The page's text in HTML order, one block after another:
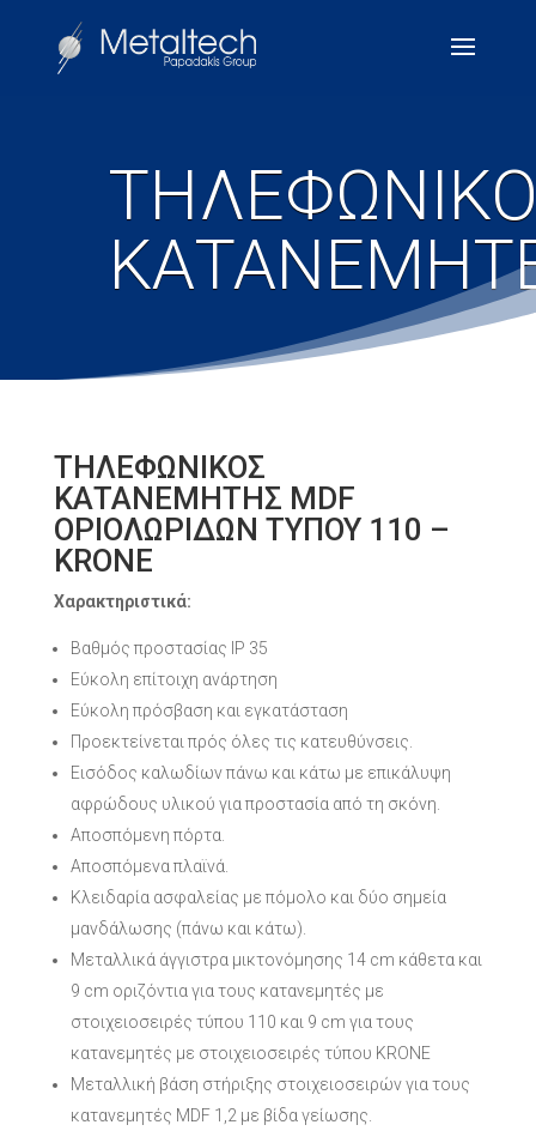
ΤΗΛΕΦΩΝΙΚΟΣ
ΚΑΤΑΝΕΜΗΤΗΣ MDF
ΟΡΙΟΛΩΡΙΔΩΝ ΤΥΠΟΥ 110 –
KRONE
Χαρακτηριστικά:
Βαθμός προστασίας ΙΡ 35
Εύκολη επίτοιχη ανάρτηση
Εύκολη πρόσβαση και εγκατάσταση
Προεκτείνεται πρός όλες τις κατευθύνσεις.
Εισόδος καλωδίων πάνω και κάτω με επικάλυψη
αφρώδους υλικού για προστασία από τη σκόνη.
Αποσπόμενη πόρτα.
Αποσπόμενα πλαϊνά.
Κλειδαρία ασφαλείας με πόμoλο και δύο σημεία
μανδάλωσης (πάνω και κάτω).
Μεταλλικά άγγιστρα μικτονόμησης 14 cm κάθετα και
9 cm οριζόντια για τους κατανεμητές με
στοιχειοσειρές τύπου 110 και 9 cm για τους
κατανεμητές με στοιχειοσειρές τύπου KRONE
Μεταλλική βάση στήριξης στοιχειοσειρών για τους
κατανεμητές MDF 1,2 με βίδα γείωσης.